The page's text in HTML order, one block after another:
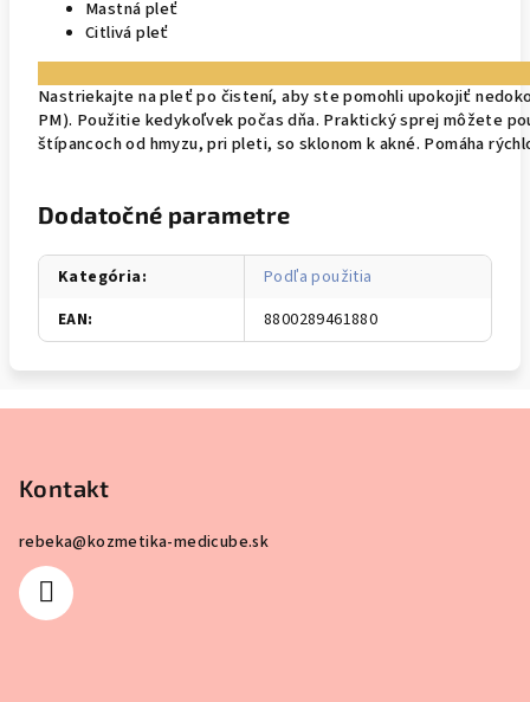
Mastná pleť
Citlivá pleť
Nastriekajte na pleť po čistení, aby ste pomohli upokojiť
PM). Použitie kedykoľvek počas dňa. Praktický sprej môžete
štípancoch od hmyzu, pri pleti, so sklonom k akné. Pomáha
Dodatočné parametre
Kategória:
Podľa použitia
EAN: 8800289461880
Kontakt
rebeka@kozmetika-medicube.sk